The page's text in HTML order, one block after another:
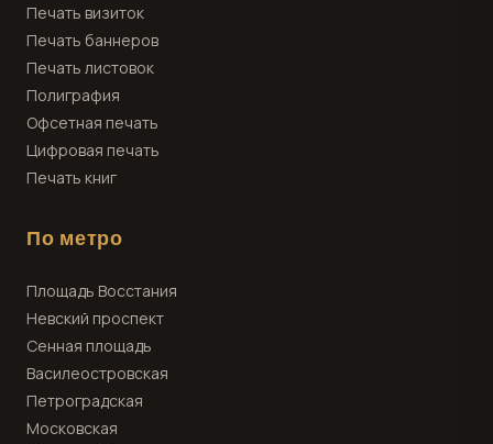
Печать визиток
Печать баннеров
Печать листовок
Полиграфия
Офсетная печать
Цифровая печать
Печать книг
По метро
Площадь Восстания
Невский проспект
Сенная площадь
Василеостровская
Петроградская
Московская